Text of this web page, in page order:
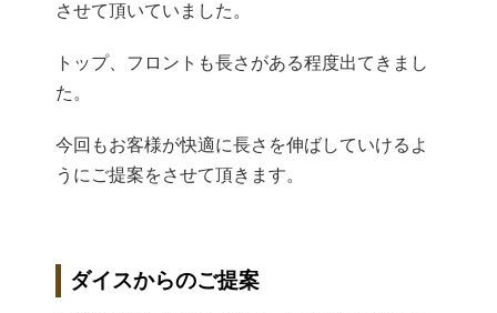
させて頂いていました。
トップ、フロントも長さがある程度出てきまし
た。
今回もお客様が快適に長さを伸ばしていけるよ
うにご提案をさせて頂きます。
ダイスからのご提案